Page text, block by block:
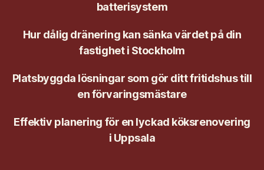
batterisystem
Hur dålig dränering kan sänka värdet på din
fastighet i Stockholm
Platsbyggda lösningar som gör ditt fritidshus till
en förvaringsmästare
Effektiv planering för en lyckad köksrenovering
i Uppsala